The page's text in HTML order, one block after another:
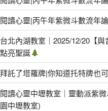
閱讀心靈|丙午年紫微斗數流年
台北內湖教室｜2025/12/20【
點亮聖誕
拜託了塔羅牌|你知道托特牌也
閱讀心靈中壢教室｜靈動派紫
園中壢教室)